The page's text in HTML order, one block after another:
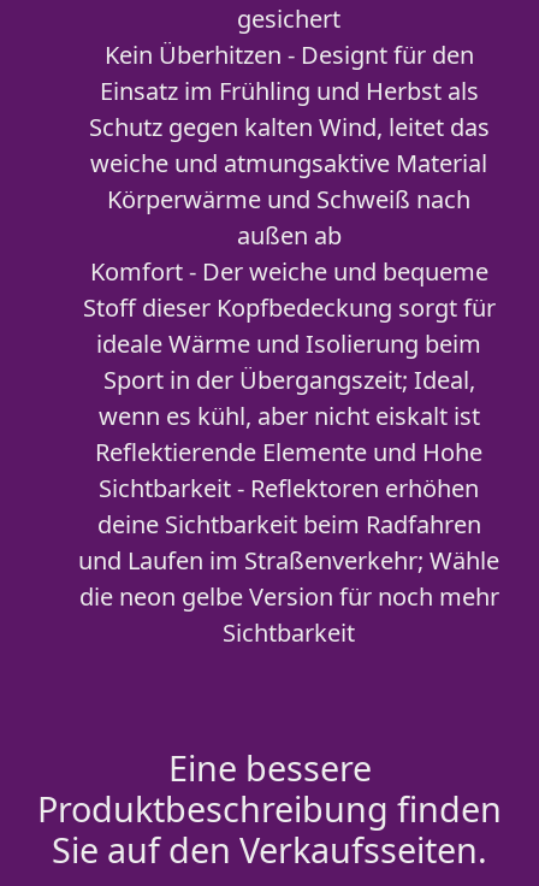
gesichert
Kein Überhitzen - Designt für den
Einsatz im Frühling und Herbst als
Schutz gegen kalten Wind, leitet das
weiche und atmungsaktive Material
Körperwärme und Schweiß nach
außen ab
Komfort - Der weiche und bequeme
Stoff dieser Kopfbedeckung sorgt für
ideale Wärme und Isolierung beim
Sport in der Übergangszeit; Ideal,
wenn es kühl, aber nicht eiskalt ist
Reflektierende Elemente und Hohe
Sichtbarkeit - Reflektoren erhöhen
deine Sichtbarkeit beim Radfahren
und Laufen im Straßenverkehr; Wähle
die neon gelbe Version für noch mehr
Sichtbarkeit
Eine bessere
Produktbeschreibung finden
Sie auf den Verkaufsseiten.